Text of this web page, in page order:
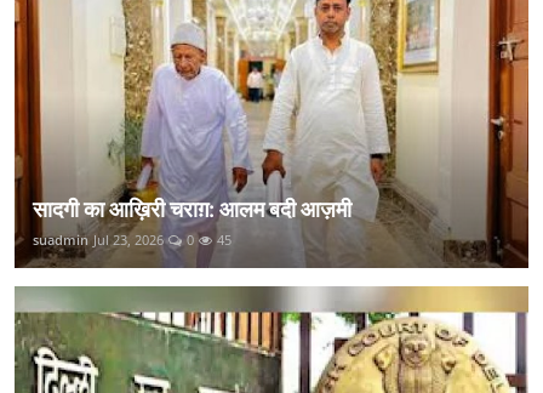
सादगी का आख़िरी चराग़: आलम बदी आज़मी
suadmin Jul 23, 2026 0 45